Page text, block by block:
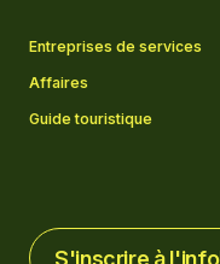
Entreprises de services
Affaires
Guide touristique
S'inscrire à